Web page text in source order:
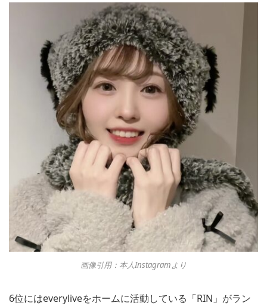
画像引用：本人Instagramより
6位にはeveryliveをホームに活動している「RIN」がラン